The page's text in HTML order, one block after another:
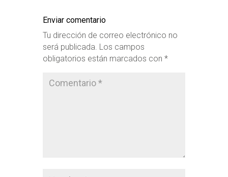
Enviar comentario
Tu dirección de correo electrónico no
será publicada. Los campos
obligatorios están marcados con *